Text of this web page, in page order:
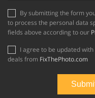
to process the personal data
fields above according to our
deals from FixThePhoto.com